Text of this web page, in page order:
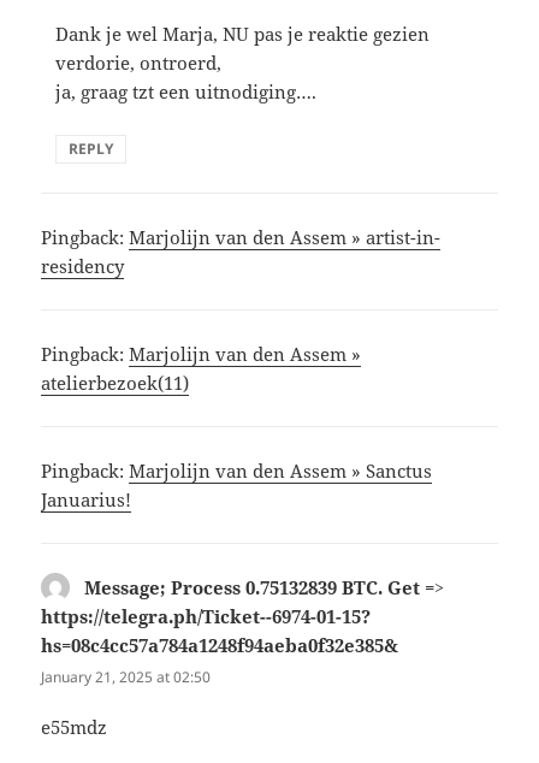
Dank je wel Marja, NU pas je reaktie gezien
verdorie, ontroerd,
ja, graag tzt een uitnodiging….
REPLY
Pingback:Marjolijn van den Assem » artist-in-
residency
Pingback:Marjolijn van den Assem »
atelierbezoek(11)
Pingback:Marjolijn van den Assem » Sanctus
Januarius!
Message; Process 0.75132839 BTC. Get =>
https://telegra.ph/Ticket--6974-01-15?
hs=08c4cc57a784a1248f94aeba0f32e385&
January 21, 2025 at 02:50
e55mdz